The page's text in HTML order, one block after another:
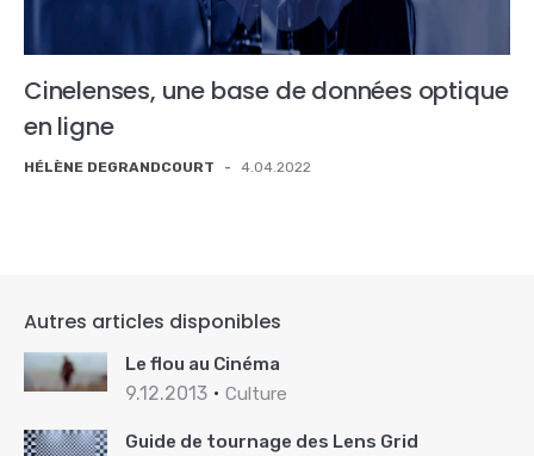
Cinelenses, une base de données optique
en ligne
HÉLÈNE DEGRANDCOURT - 4.04.2022
Autres articles disponibles
Le flou au Cinéma
9.12.2013 Culture
Guide de tournage des Lens Grid